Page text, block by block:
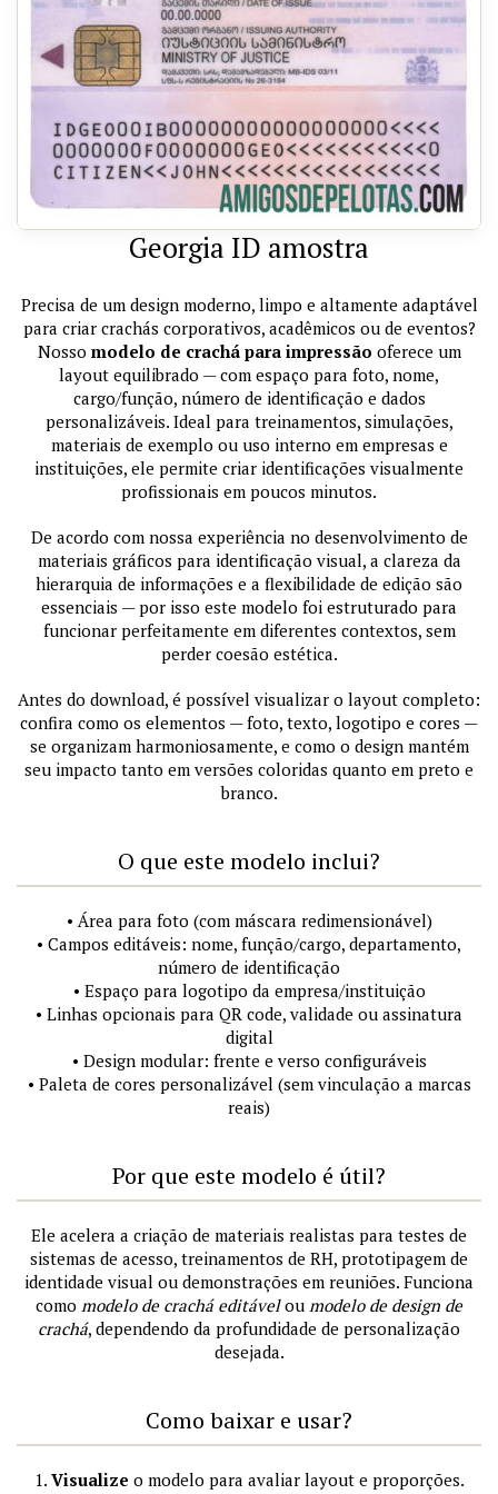
Georgia ID amostra
Precisa de um design moderno, limpo e altamente adaptável
para criar crachás corporativos, acadêmicos ou de eventos?
Nosso modelo de crachá para impressão oferece um
layout equilibrado — com espaço para foto, nome,
cargo/função, número de identificação e dados
personalizáveis. Ideal para treinamentos, simulações,
materiais de exemplo ou uso interno em empresas e
instituições, ele permite criar identificações visualmente
profissionais em poucos minutos.
De acordo com nossa experiência no desenvolvimento de
materiais gráficos para identificação visual, a clareza da
hierarquia de informações e a flexibilidade de edição são
essenciais — por isso este modelo foi estruturado para
funcionar perfeitamente em diferentes contextos, sem
perder coesão estética.
Antes do download, é possível visualizar o layout completo:
confira como os elementos — foto, texto, logotipo e cores —
se organizam harmoniosamente, e como o design mantém
seu impacto tanto em versões coloridas quanto em preto e
branco.
O que este modelo inclui?
• Área para foto (com máscara redimensionável)
• Campos editáveis: nome, função/cargo, departamento,
número de identificação
• Espaço para logotipo da empresa/instituição
• Linhas opcionais para QR code, validade ou assinatura
digital
• Design modular: frente e verso configuráveis
• Paleta de cores personalizável (sem vinculação a marcas
reais)
Por que este modelo é útil?
Ele acelera a criação de materiais realistas para testes de
sistemas de acesso, treinamentos de RH, prototipagem de
identidade visual ou demonstrações em reuniões. Funciona
como modelo de crachá editávelou modelo de design de
crachá, dependendo da profundidade de personalização
desejada.
Como baixar e usar?
1. Visualize o modelo para avaliar layout e proporções.